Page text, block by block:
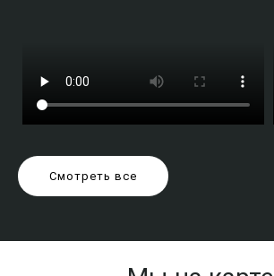
Смотреть все